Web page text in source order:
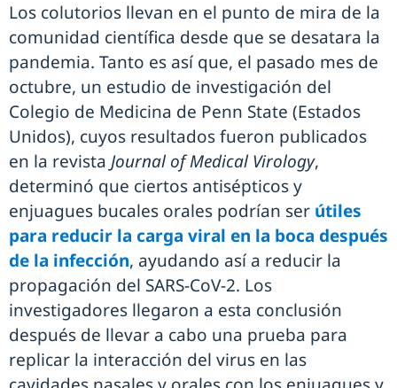
Los colutorios llevan en el punto de mira de la
comunidad científica desde que se desatara la
pandemia. Tanto es así que, el pasado mes de
octubre, un estudio de investigación del
Colegio de Medicina de Penn State (Estados
Unidos), cuyos resultados fueron publicados
en la revista Journal of Medical Virology,
determinó que ciertos antisépticos y
enjuagues bucales orales podrían ser útiles
para reducir la carga viral en la boca después
de la infección, ayudando así a reducir la
propagación del SARS-CoV-2. Los
investigadores llegaron a esta conclusión
después de llevar a cabo una prueba para
replicar la interacción del virus en las